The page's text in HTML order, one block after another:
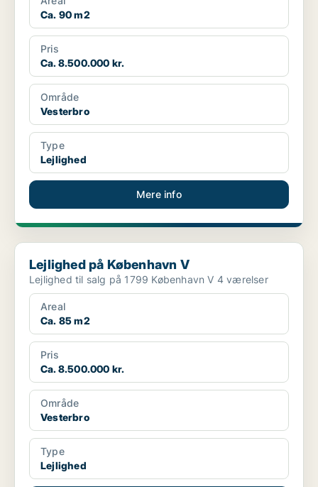
Ca. 90 m2
Pris
Ca. 8.500.000 kr.
Område
Vesterbro
Type
Lejlighed
Mere info
Lejlighed på København V
Lejlighed på København V
Lejlighed til salg på 1799 København V 4 værelser
Areal
Ca. 85 m2
Pris
Ca. 8.500.000 kr.
Område
Vesterbro
Type
Lejlighed